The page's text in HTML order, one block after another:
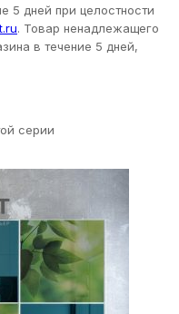
5 дней при целостности
. Товар ненадлежащего
в течение 5 дней,
серии